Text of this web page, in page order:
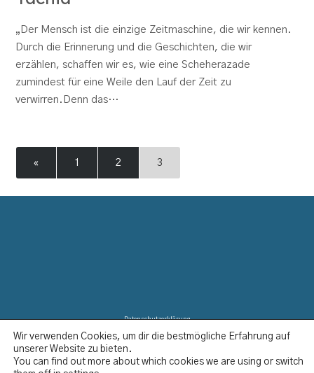
„Der Mensch ist die einzige Zeitmaschine, die wir kennen.
Durch die Erinnerung und die Geschichten, die wir
erzählen, schaffen wir es, wie eine Scheherazade
zumindest für eine Weile den Lauf der Zeit zu
verwirren.Denn das…
« 1 2 3
Datenschutzerklärung
Disclaimer
Wir verwenden Cookies, um dir die bestmögliche Erfahrung auf
unserer Website zu bieten.
You can find out more about which cookies we are using or switch